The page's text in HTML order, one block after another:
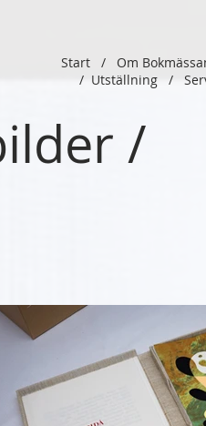
Start / Om
/ Utställning /
/